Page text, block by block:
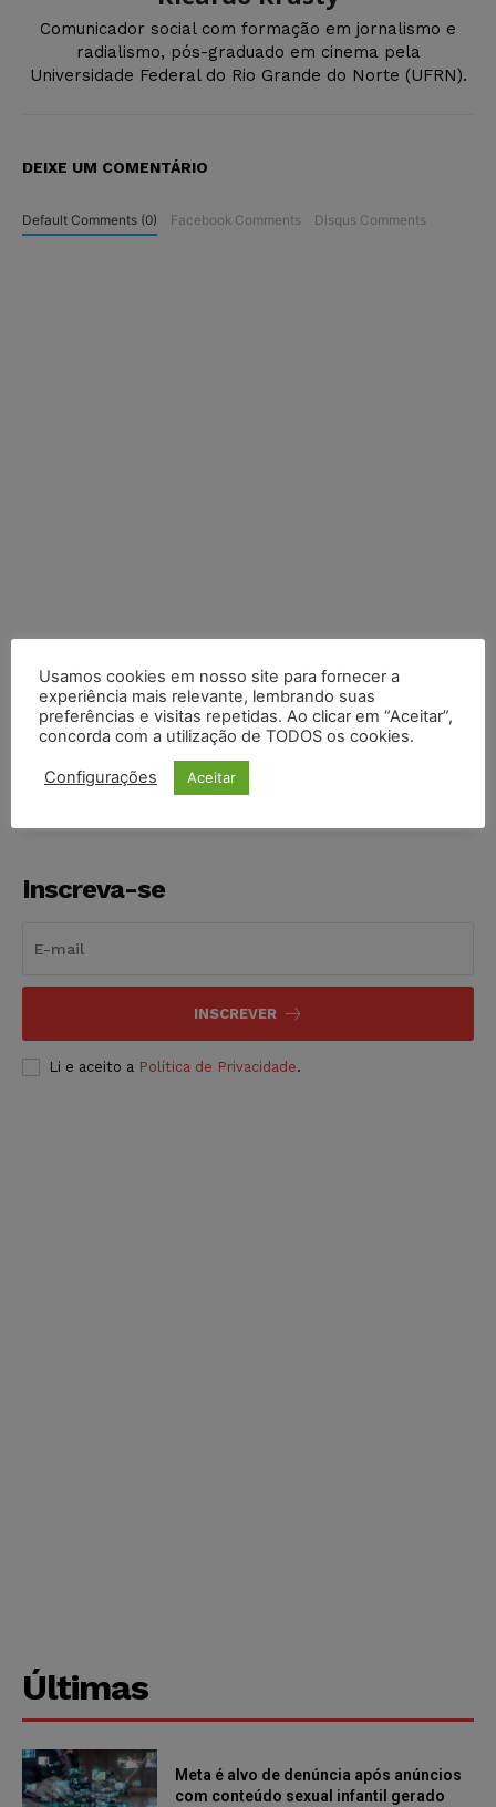
Comunicador social com formação em jornalismo e
radialismo, pós-graduado em cinema pela
Universidade Federal do Rio Grande do Norte (UFRN).
DEIXE UM COMENTÁRIO
Default Comments (0) Facebook Comments Disqus Comments
COMPARTILHE
Inscreva-se
INSCREVER
Li e aceito a Política de Privacidade.
Últimas
Meta é alvo de denúncia após anúncios
com conteúdo sexual infantil gerado
Usamos cookies em nosso site para fornecer a
experiência mais relevante, lembrando suas
preferências e visitas repetidas. Ao clicar em “Aceitar”,
concorda com a utilização de TODOS os cookies.
Configurações Aceitar